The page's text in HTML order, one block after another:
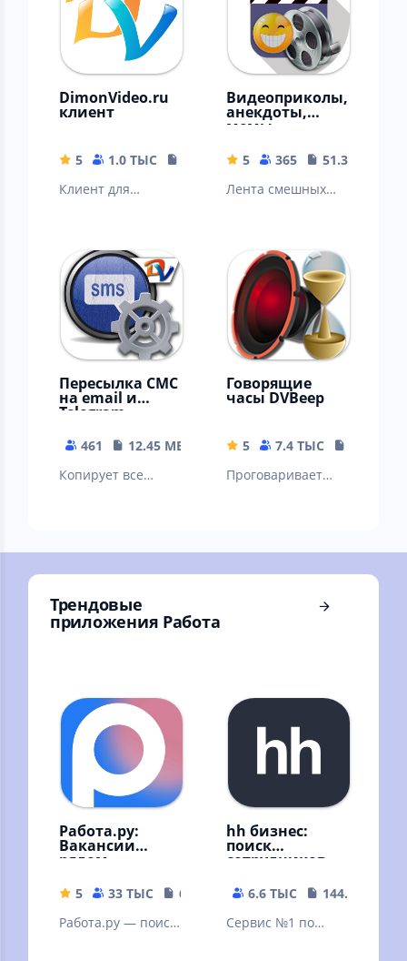
DimonVideo.ru
клиент
5 1.0 ТЫС
10.62 MB
Клиент для
сайта
dimonvideo.ru
Видеоприколы,
анекдоты,
мемы
5 365
51.31 MB
Лента смешных
обновление
ежедневно
Пересылка СМС
на email и
Telegram
461
12.45 MB
Копирует все
отправляет их на
e-mail
Говорящие
часы DVBeep
5 7.4 ТЫС
Проговаривает
вашему графику
Трендовые
приложения Работа
Работа.ру:
Вакансии
рядом
5 33 ТЫС
65.57 MB
Работа.ру — поиск
hh бизнес:
поиск
сотрудников
6.6 ТЫС
144.84 MB
Сервис №1 по